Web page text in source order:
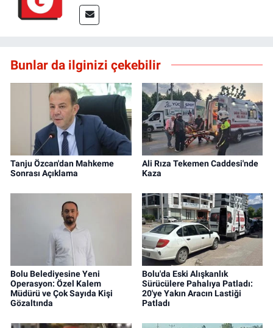
Bunlar da ilginizi çekebilir
Tanju Özcan'dan Mahkeme
Sonrası Açıklama
Ali Rıza Tekemen Caddesi'nde
Kaza
Bolu Belediyesine Yeni
Operasyon: Özel Kalem
Müdürü ve Çok Sayıda Kişi
Gözaltında
Bolu'da Eski Alışkanlık
Sürücülere Pahalıya Patladı:
20'ye Yakın Aracın Lastiği
Patladı